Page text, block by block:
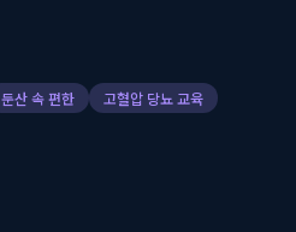
둔산 속 편한
고혈압 당뇨 교육